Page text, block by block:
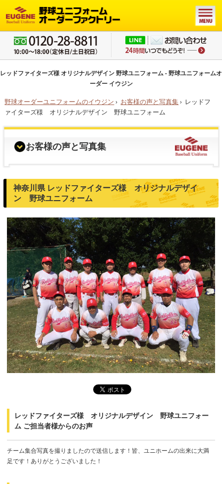
レッドファイターズ様 オリジナルデザイン 野球ユニフォーム - 野球ユニフォームオ
ーダー イウジン
野球オーダーユニフォームのイウジン › お客様の声と写真集› レッドフ
ァイターズ様 オリジナルデザイン 野球ユニフォーム
お客様の声と写真集
神奈川県 レッドファイターズ様 オリジナルデザイ
ン 野球ユニフォーム
レッドファイターズ様 オリジナルデザイン 野球ユニフォー
ム ご担当者様からのお声
チーム集合写真を撮りましたので送信します！皆、ユニホームの出来に大満
足です！ありがとうございました！